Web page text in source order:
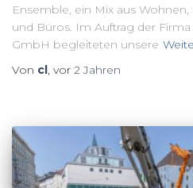
Ensemble, ein Mix aus
und Büros. Im Auftrag der
GmbH begleiteten unsere
Von cl, vor 2 Jahren